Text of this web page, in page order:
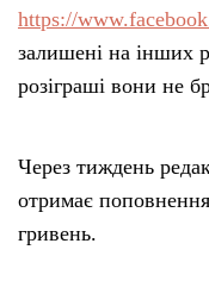
https://
залишені на інших
розіграші вони не
Через тиждень
отримає
гривень.